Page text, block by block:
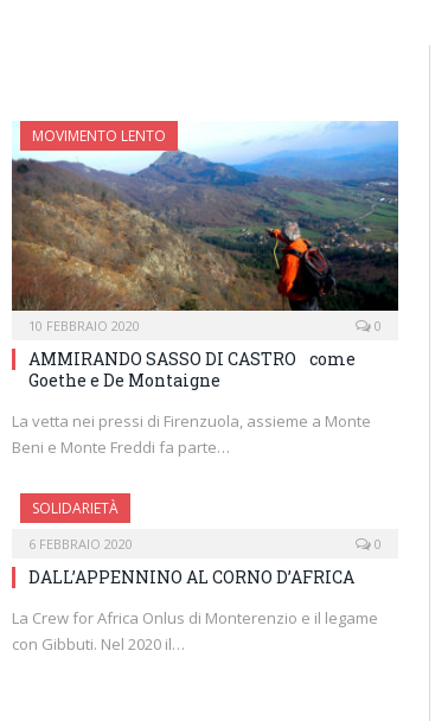
MOVIMENTO LENTO
10 FEBBRAIO 2020 0
AMMIRANDO SASSO DI CASTRO come
Goethe e De Montaigne
La vetta nei pressi di Firenzuola, assieme a Monte
Beni e Monte Freddi fa parte…
SOLIDARIETÀ
6 FEBBRAIO 2020 0
DALL’APPENNINO AL CORNO D’AFRICA
La Crew for Africa Onlus di Monterenzio e il legame
con Gibbuti. Nel 2020 il…